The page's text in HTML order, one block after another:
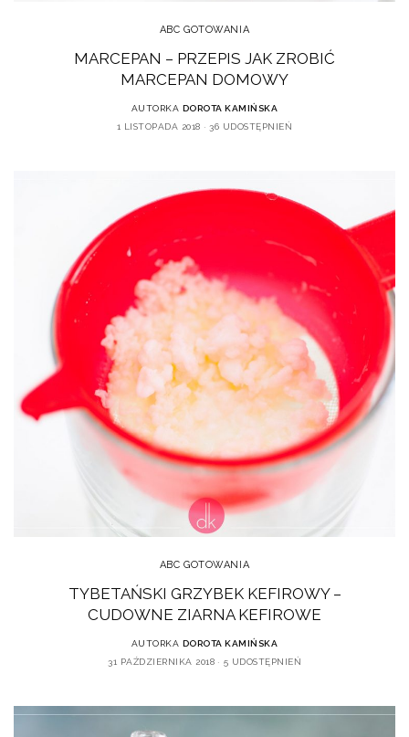
ABC GOTOWANIA
MARCEPAN – PRZEPIS JAK ZROBIĆ
MARCEPAN DOMOWY
AUTORKA DOROTA KAMIŃSKA
1 LISTOPADA 2018
36 UDOSTĘPNIEŃ
ABC GOTOWANIA
TYBETAŃSKI GRZYBEK KEFIROWY –
CUDOWNE ZIARNA KEFIROWE
AUTORKA DOROTA KAMIŃSKA
31 PAŹDZIERNIKA 2018
5 UDOSTĘPNIEŃ